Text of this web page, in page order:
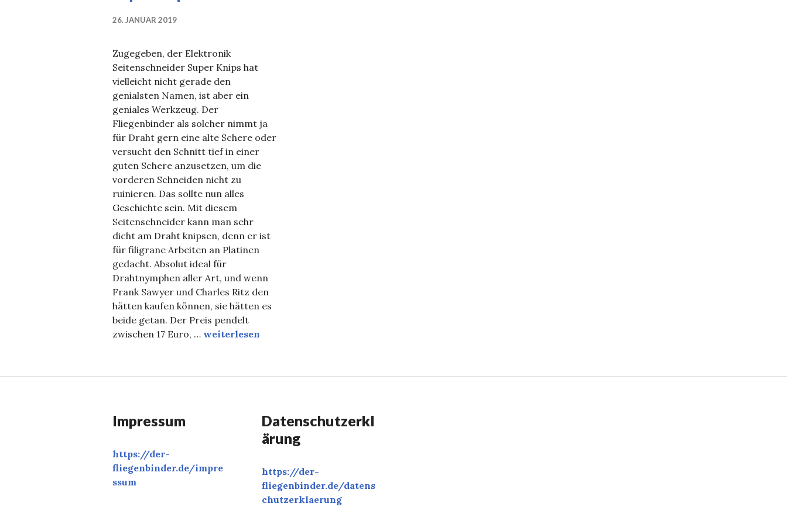
26. JANUAR 2019
Zugegeben, der Elektronik
Seitenschneider Super Knips hat
vielleicht nicht gerade den
genialsten Namen, ist aber ein
geniales Werkzeug. Der
Fliegenbinder als solcher nimmt ja
für Draht gern eine alte Schere oder
versucht den Schnitt tief in einer
guten Schere anzusetzen, um die
vorderen Schneiden nicht zu
ruinieren. Das sollte nun alles
Geschichte sein. Mit diesem
Seitenschneider kann man sehr
dicht am Draht knipsen, denn er ist
für filigrane Arbeiten an Platinen
gedacht. Absolut ideal für
Drahtnymphen aller Art, und wenn
Frank Sawyer und Charles Ritz den
hätten kaufen können, sie hätten es
beide getan. Der Preis pendelt
zwischen 17 Euro, … Super Knips
weiterlesen
Impressum
https://der-
fliegenbinder.de/impre
ssum
Datenschutzerkl
ärung
https://der-
fliegenbinder.de/datens
chutzerklaerung